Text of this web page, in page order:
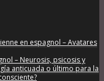
en espagnol – Avatares
– Neurosis, psicosis y
anticuada o último para la